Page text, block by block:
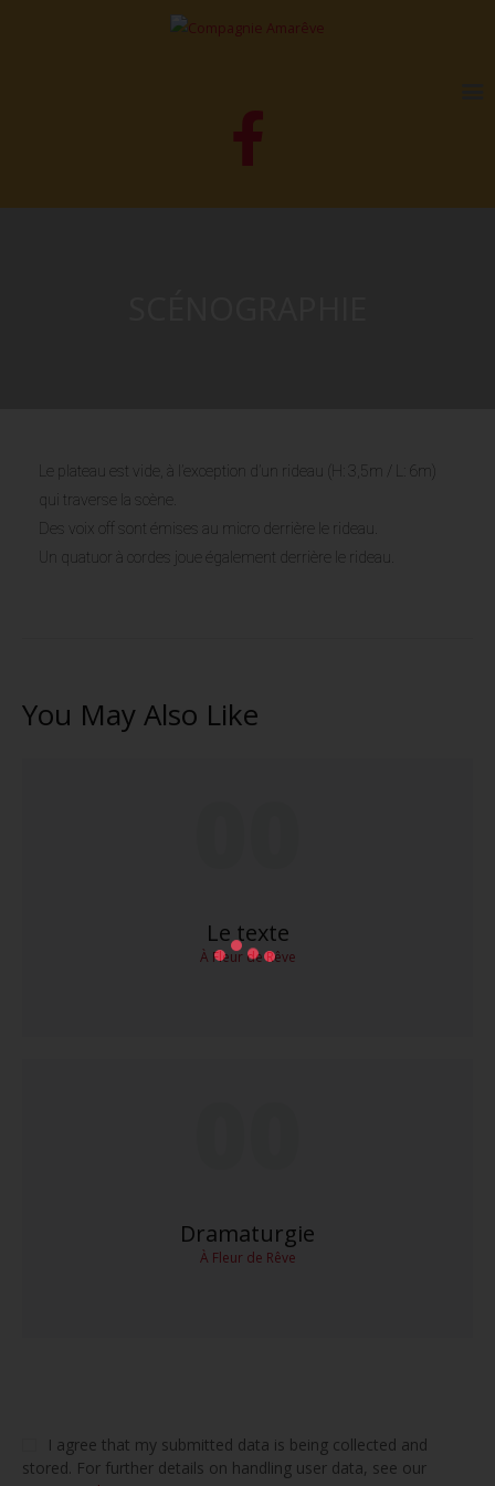
Le plateau est vide, à l’exception d’un rideau (H: 3,5m / L: 6m)
qui traverse la scène.
Des voix off sont émises au micro derrière le rideau.
Un quatuor à cordes joue également derrière le rideau.
You May Also Like
Le texte
À Fleur de Rêve
Dramaturgie
À Fleur de Rêve
I agree that my submitted data is being collected and
stored. For further details on handling user data, see our